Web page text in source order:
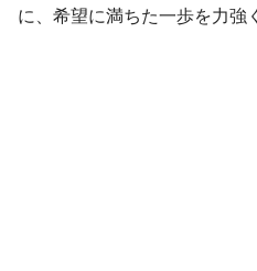
に、希望に満ちた一歩を力強